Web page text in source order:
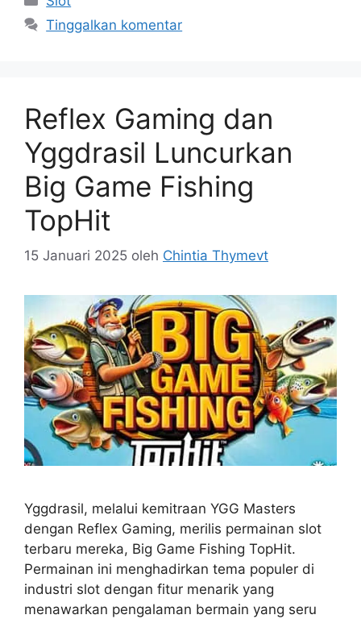
Tinggalkan komentar
Reflex Gaming dan
Yggdrasil Luncurkan
Big Game Fishing
TopHit
15 Januari 2025 oleh Chintia Thymevt
Yggdrasil, melalui kemitraan YGG Masters
dengan Reflex Gaming, merilis permainan slot
terbaru mereka, Big Game Fishing TopHit.
Permainan ini menghadirkan tema populer di
industri slot dengan fitur menarik yang
menawarkan pengalaman bermain yang seru